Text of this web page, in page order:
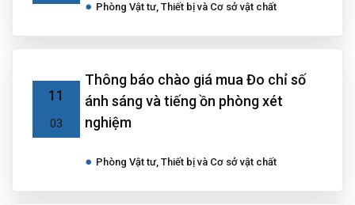
Phòng Vật tư, Thiết bị và Cơ sở vật chất
11
03
Thông báo chào giá mua Đo chỉ số
ánh sáng và tiếng ồn phòng xét
nghiệm
Phòng Vật tư, Thiết bị và Cơ sở vật chất